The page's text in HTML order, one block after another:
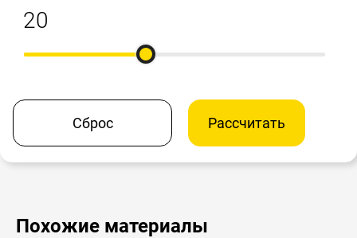
Сброс Рассчитать
Похожие материалы